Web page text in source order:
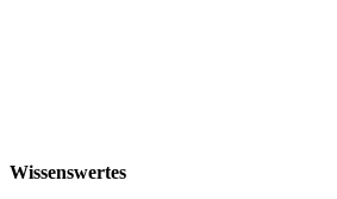
Wissenswertes